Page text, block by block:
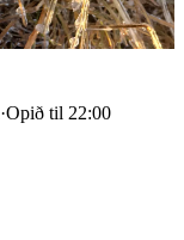
·Opið til 22:00